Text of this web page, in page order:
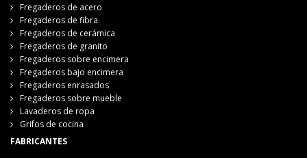
Fregaderos de acero
Fregaderos de fibra
Fregaderos de cerámica
Fregaderos de granito
Fregaderos sobre encimera
Fregaderos bajo encimera
Fregaderos enrasados
Fregaderos sobre mueble
Lavaderos de ropa
Grifos de cocina
FABRICANTES